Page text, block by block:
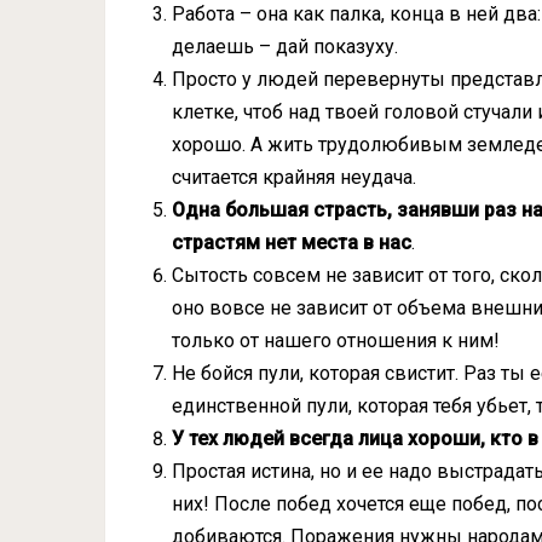
Работа – она как палка, конца в ней
делаешь – дай показуху.
Просто у людей перевернуты
клетке, чтоб над твоей головой
хорошо. А жить трудолюбивым
считается крайняя неудача.
Одна большая страсть, занявши раз
страстям нет места в нас.
Сытость совсем не зависит от того,
оно вовсе не зависит от объема
только от нашего отношения к ним!
Не бойся пули, которая свистит. Раз
единственной пули, которая тебя
У тех людей всегда лица хороши, кто
Простая истина, но и ее надо
них! После побед хочется еще побед,
добиваются. Поражения нужны